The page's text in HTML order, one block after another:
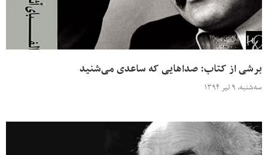
برشی از کتاب: صداهایی که ساعدی می‌شنید
سه‌شنبه، ۹ تیر ۱۳۹۴